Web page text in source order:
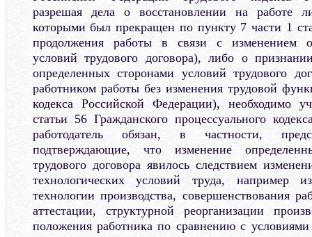
разрешая дела о восстановлении на работе
которыми был прекращен по пункту 7 части 1
продолжения работы в связи с изменением
условий трудового договора), либо о
определенных сторонами условий трудового
работником работы без изменения трудовой
кодекса Российской Федерации), необходимо
статьи 56 Гражданского процессуального
работодатель обязан, в частности,
подтверждающие, что изменение
трудового договора явилось следствием
технологических условий труда, например
технологии производства, совершенствования
аттестации, структурной реорганизации
положения работника по сравнению с условиями